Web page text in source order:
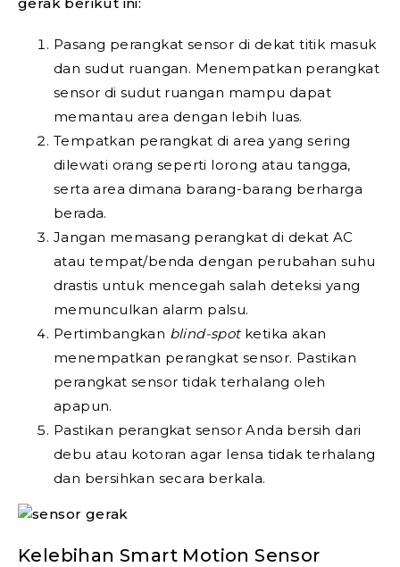
Pasang perangkat sensor di dekat titik masuk
dan sudut ruangan. Menempatkan perangkat
sensor di sudut ruangan mampu dapat
memantau area dengan lebih luas.
Tempatkan perangkat di area yang sering
dilewati orang seperti lorong atau tangga,
serta area dimana barang-barang berharga
berada.
Jangan memasang perangkat di dekat AC
atau tempat/benda dengan perubahan suhu
drastis untuk mencegah salah deteksi yang
memunculkan alarm palsu.
Pertimbangkan blind-spotketika akan
menempatkan perangkat sensor. Pastikan
perangkat sensor tidak terhalang oleh
apapun.
Pastikan perangkat sensor Anda bersih dari
debu atau kotoran agar lensa tidak terhalang
dan bersihkan secara berkala.
Kelebihan Smart Motion Sensor